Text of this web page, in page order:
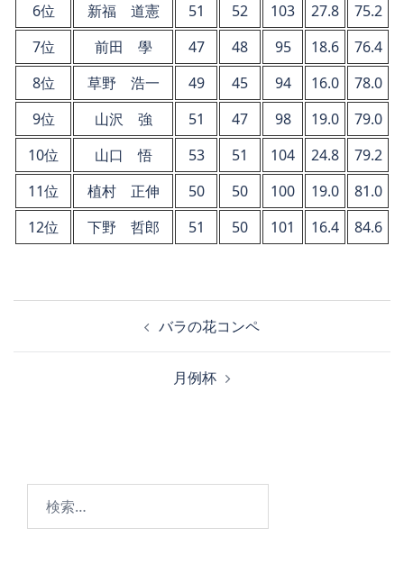
6位
新福 道憲 51 52 103 27.8
75.2
7位
前田 學 47 48 95 18.6
76.4
8位
草野 浩一 49 45 94 16.0
78.0
9位
山沢 強 51 47 98 19.0
79.0
10位
山口 悟 53 51 104 24.8
79.2
11位
植村 正伸 50 50 100 19.0
81.0
12位
下野 哲郎 51 50 101 16.4 84.6
ョ
バラの花コンペ
月例杯